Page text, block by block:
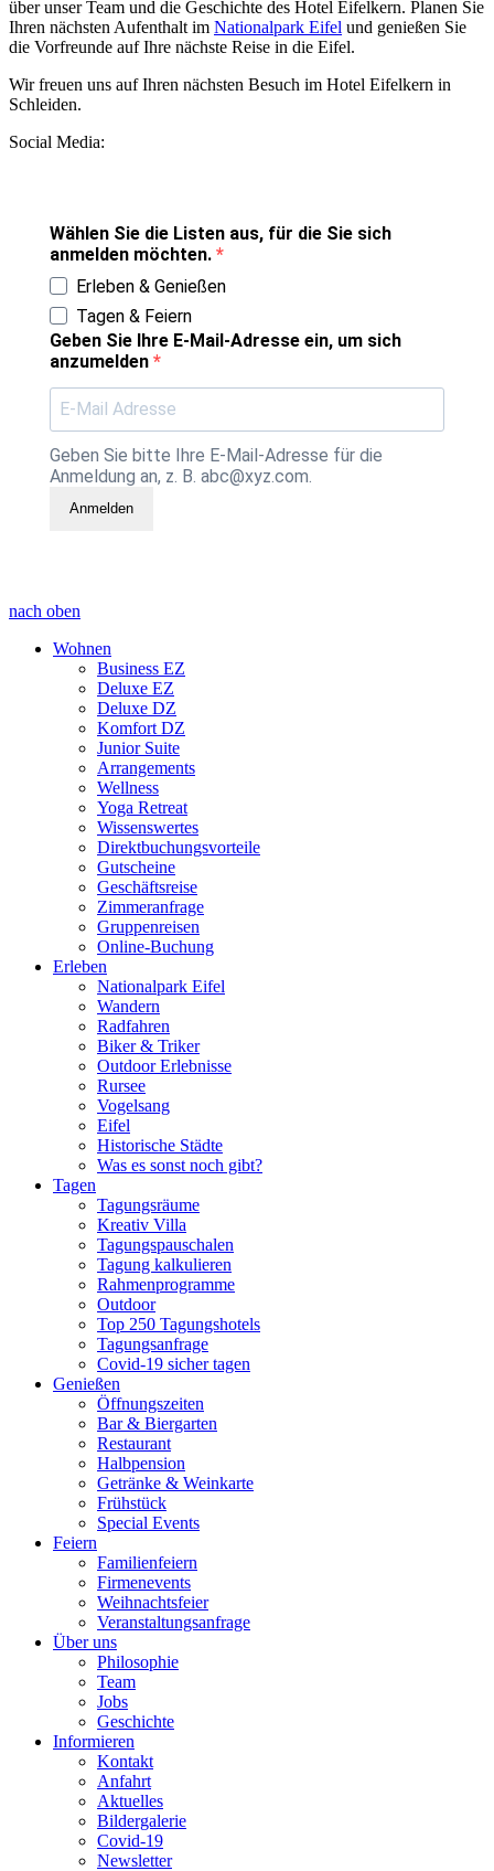
über unser Team und die Geschichte des Hotel Eifelkern. Planen Sie
Ihren nächsten Aufenthalt im Nationalpark Eifel und genießen Sie
die Vorfreunde auf Ihre nächste Reise in die Eifel.
Wir freuen uns auf Ihren nächsten Besuch im Hotel Eifelkern in
Schleiden.
Social Media:
Wählen Sie die Listen aus, für die Sie sich
anmelden möchten.
Erleben & Genießen
Tagen & Feiern
Geben Sie Ihre E-Mail-Adresse ein, um sich
anzumelden
Geben Sie bitte Ihre E-Mail-Adresse für die
Anmeldung an, z. B. abc@xyz.com.
Anmelden
nach oben
Wohnen
Business EZ
Deluxe EZ
Deluxe DZ
Komfort DZ
Junior Suite
Arrangements
Wellness
Yoga Retreat
Wissenswertes
Direktbuchungsvorteile
Gutscheine
Geschäftsreise
Zimmeranfrage
Gruppenreisen
Online-Buchung
Erleben
Nationalpark Eifel
Wandern
Radfahren
Biker & Triker
Outdoor Erlebnisse
Rursee
Vogelsang
Eifel
Historische Städte
Was es sonst noch gibt?
Tagen
Tagungsräume
Kreativ Villa
Tagungspauschalen
Tagung kalkulieren
Rahmenprogramme
Outdoor
Top 250 Tagungshotels
Tagungsanfrage
Covid-19 sicher tagen
Genießen
Öffnungszeiten
Bar & Biergarten
Restaurant
Halbpension
Getränke & Weinkarte
Frühstück
Special Events
Feiern
Familienfeiern
Firmenevents
Weihnachtsfeier
Veranstaltungsanfrage
Über uns
Philosophie
Team
Jobs
Geschichte
Informieren
Kontakt
Anfahrt
Aktuelles
Bildergalerie
Covid-19
Newsletter